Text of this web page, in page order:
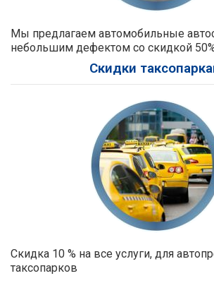
Мы предлагаем автомобильные
небольшим дефектом со скидкой
Скидки
Скидка 10 % на все услуги, для
таксопарков